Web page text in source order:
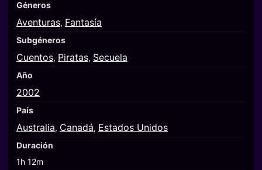
Géneros
Aventuras, Fantasía
Subgéneros
Cuentos, Piratas, Secuela
Año
2002
País
Australia, Canadá, Estados Unidos
Duración
1h 12m